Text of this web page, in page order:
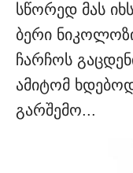
სწორედ მას
ბერი
ჩარჩოს
ამიტომ
გარშემო...